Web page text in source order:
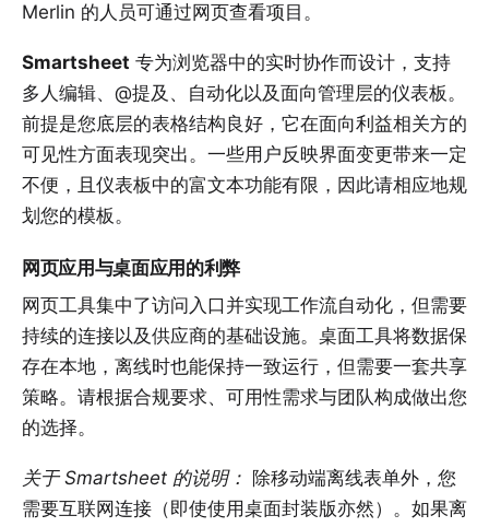
Merlin 的人员可通过网页查看项目。
Smartsheet 专为浏览器中的实时协作而设计，支持
多人编辑、@提及、自动化以及面向管理层的仪表板。
前提是您底层的表格结构良好，它在面向利益相关方的
可见性方面表现突出。一些用户反映界面变更带来一定
不便，且仪表板中的富文本功能有限，因此请相应地规
划您的模板。
网页应用与桌面应用的利弊
网页工具集中了访问入口并实现工作流自动化，但需要
持续的连接以及供应商的基础设施。桌面工具将数据保
存在本地，离线时也能保持一致运行，但需要一套共享
策略。请根据合规要求、可用性需求与团队构成做出您
的选择。
关于 Smartsheet 的说明： 除移动端离线表单外，您
需要互联网连接（即使使用桌面封装版亦然）。如果离